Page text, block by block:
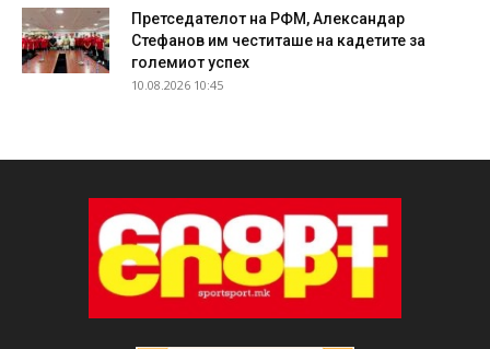
Претседателот на РФМ, Александар
Стефанов им честиташе на кадетите за
големиот успех
10.08.2026 10:45